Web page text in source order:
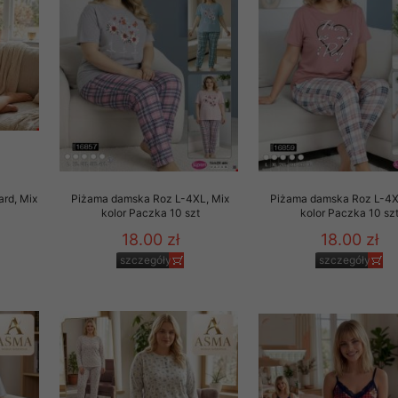
Mix
Piżama damska Roz L-4XL, Mix
kolor Paczka 10 szt
18.00 zł
szczegóły
Piżama damska Roz L-
kolor Paczka 10 szt
18.00 zł
szczegóły
przez OMEZ
wycofanie zgody nie
oraz usunięcia
zautomatyzowanemu
Twoich
osobowych.